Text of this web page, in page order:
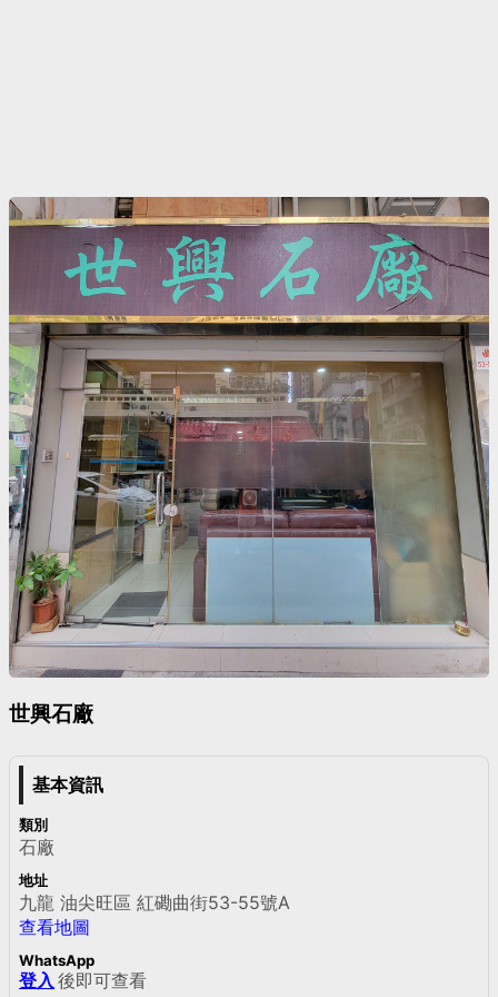
世興石廠
基本資訊
類別
石廠
地址
九龍 油尖旺區 紅磡曲街53-55號A
查看地圖
WhatsApp
登入 後即可查看